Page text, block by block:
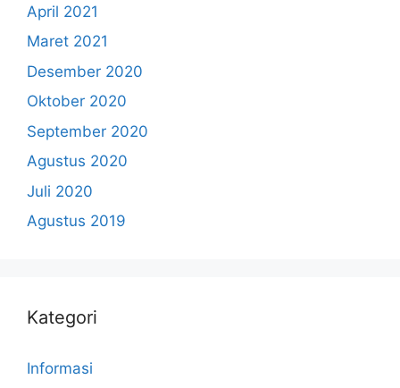
April 2021
Maret 2021
Desember 2020
Oktober 2020
September 2020
Agustus 2020
Juli 2020
Agustus 2019
Kategori
Informasi